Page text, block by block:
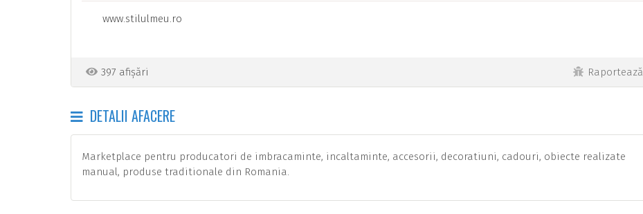
www.stilulmeu.ro
397 afișări Raportează
DETALII AFACERE
Marketplace pentru producatori de imbracaminte, incaltaminte, accesorii, decoratiuni, cadouri, obiecte realizate
manual, produse traditionale din Romania.